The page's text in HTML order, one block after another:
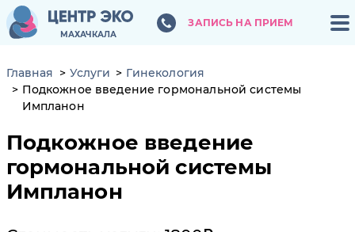
МАХАЧКАЛА
ЗАПИСЬ НА ПРИЕМ
МАХАЧКАЛА
ЗАПИСЬ НА ПРИЕМ
Главная Услуги
Гинекология
Подкожное введение гормональной системы
Импланон
Подкожное введение
гормональной системы
Импланон